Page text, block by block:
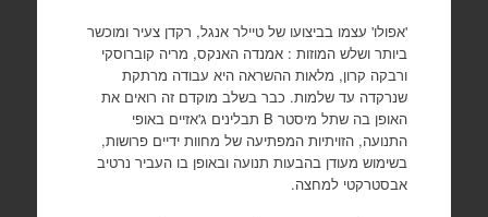
'אפולו' עצמו בביצועו של טיילר אנגל, רקדן צעיר ומוכשר
ביותר ושלש המוזות : אמנדה האנקס, מריה קוברוסקי
ורבקה קרון, מלאות ההשראה היא עבודה מרתקת
שנרקדה עד שלמות. כבר בשלב מוקדם זה רואים את
האופן בה שתל מיסטר B תבלינים ג'אזיים באופי
התנועה, הזויתיות המפתיעה של מחוות ידיים פרושות,
בשימוש מעודן בהבעות תנועה ובאופן בו העביר נרטיב
אבסטרקטי למחצה.